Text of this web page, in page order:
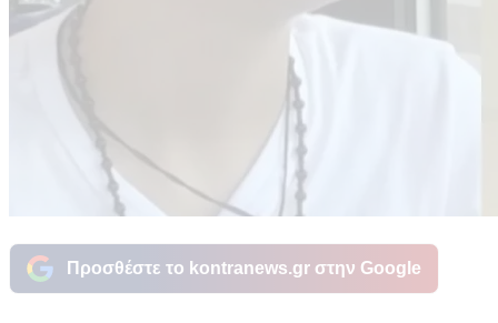
Προσθέστε το kontranews.gr στην Google